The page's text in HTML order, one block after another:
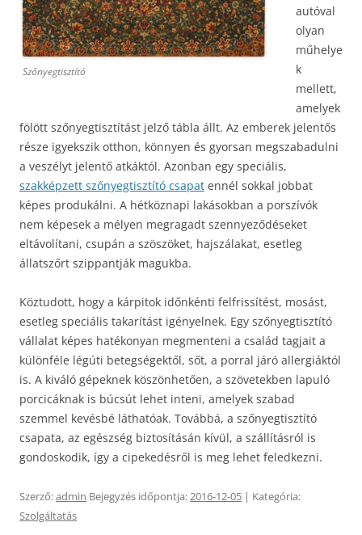
Szőnyegtisztító
autóval
olyan
műhelye
k
mellett,
amelyek
fölött szőnyegtisztítást jelző tábla állt. Az emberek jelentős
része igyekszik otthon, könnyen és gyorsan megszabadulni
a veszélyt jelentő atkáktól. Azonban egy speciális,
szakképzett szőnyegtisztító csapat ennél sokkal jobbat
képes produkálni. A hétköznapi lakásokban a porszívók
nem képesek a mélyen megragadt szennyeződéseket
eltávolítani, csupán a szöszöket, hajszálakat, esetleg
állatszőrt szippantják magukba.
Köztudott, hogy a kárpitok időnkénti felfrissítést, mosást,
esetleg speciális takarítást igényelnek. Egy szőnyegtisztító
vállalat képes hatékonyan megmenteni a család tagjait a
különféle légúti betegségektől, sőt, a porral járó allergiáktól
is. A kiváló gépeknek köszönhetően, a szövetekben lapuló
porcicáknak is búcsút lehet inteni, amelyek szabad
szemmel kevésbé láthatóak. Továbbá, a szőnyegtisztító
csapata, az egészség biztosításán kívül, a szállításról is
gondoskodik, így a cipekedésről is meg lehet feledkezni.
Szerző:admin Bejegyzés időpontja:2016-12-05 | Kategória:
Szolgáltatás